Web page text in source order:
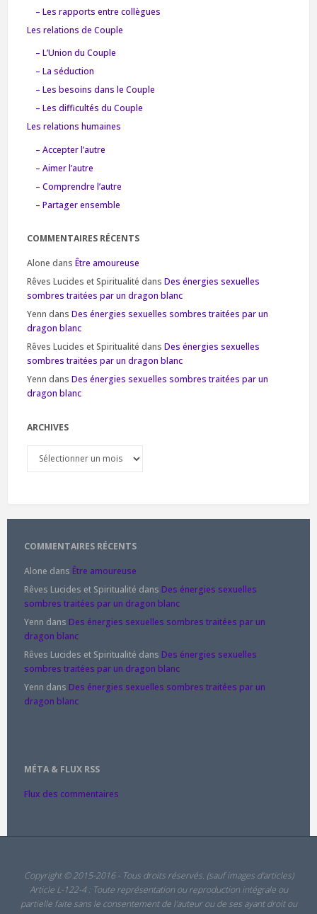
– Les rapports entre collègues
Les relations de Couple
– L’Union du Couple
– La séduction
– Les besoins dans le Couple
– Les difficultés du Couple
Les relations humaines
– Accepter l’autre
– Aimer l’autre
– Comprendre l’autre
– Partager ensemble
COMMENTAIRES RÉCENTS
Alone dans Être amoureuse
Rêves Lucides et Spiritualité dans Des énergies sexuelles
sombres traitées par un dragon blanc
Yenn dans Des énergies sexuelles sombres traitées par un
dragon blanc
Rêves Lucides et Spiritualité dans Des énergies sexuelles
sombres traitées par un dragon blanc
Yenn dans Des énergies sexuelles sombres traitées par un
dragon blanc
ARCHIVES
COMMENTAIRES RÉCENTS
Alone dans Être amoureuse
Rêves Lucides et Spiritualité dans Des énergies sexuelles
sombres traitées par un dragon blanc
Yenn dans Des énergies sexuelles sombres traitées par un
dragon blanc
Rêves Lucides et Spiritualité dans Des énergies sexuelles
sombres traitées par un dragon blanc
Yenn dans Des énergies sexuelles sombres traitées par un
dragon blanc
MÉTA & FLUX RSS
Flux des commentaires
Copyright © 2015-2016 - Tous droits réservés. (sauf images d'articles)
Article L-122-4 : Toute représentation ou reproduction intégrale ou
partielle faite sans le consentement de l'auteur ou de ses ayant droit ou